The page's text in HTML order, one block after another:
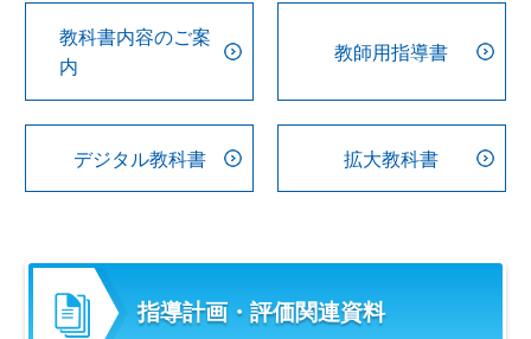
教科書内容のご案
内
教師用指導書
デジタル教科書 拡大教科書
指導計画・評価関連資料